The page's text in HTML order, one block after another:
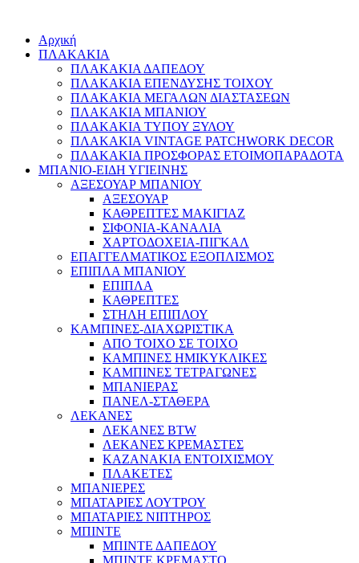
Αρχική
ΠΛΑΚΑΚΙΑ
ΠΛΑΚΑΚΙΑ ΔΑΠΕΔΟΥ
ΠΛΑΚΑΚΙΑ ΕΠΕΝΔΥΣΗΣ ΤΟΙΧΟΥ
ΠΛΑΚΑΚΙΑ ΜΕΓΑΛΩΝ ΔΙΑΣΤΑΣΕΩΝ
ΠΛΑΚΑΚΙΑ ΜΠΑΝΙΟΥ
ΠΛΑΚΑΚΙΑ ΤΥΠΟΥ ΞΥΛΟΥ
ΠΛΑΚΑΚΙΑ VINTAGE PATCHWORK DECOR
ΠΛΑΚΑΚΙΑ ΠΡΟΣΦΟΡΑΣ ΕΤΟΙΜΟΠΑΡΑΔΟΤΑ
ΜΠΑΝΙΟ-ΕΙΔΗ ΥΓΙΕΙΝΗΣ
ΑΞΕΣΟΥΑΡ ΜΠΑΝΙΟΥ
ΑΞΕΣΟΥΑΡ
ΚΑΘΡΕΠΤΕΣ ΜΑΚΙΓΙΑΖ
ΣΙΦΟΝΙΑ-ΚΑΝΑΛΙΑ
ΧΑΡΤΟΔΟΧΕΙΑ-ΠΙΓΚΑΛ
ΕΠΑΓΓΕΛΜΑΤΙΚΟΣ ΕΞΟΠΛΙΣΜΟΣ
ΕΠΙΠΛΑ ΜΠΑΝΙΟΥ
ΕΠΙΠΛΑ
ΚΑΘΡΕΠΤΕΣ
ΣΤΗΛΗ ΕΠΙΠΛΟΥ
ΚΑΜΠΙΝΕΣ-ΔΙΑΧΩΡΙΣΤΙΚΑ
ΑΠΟ ΤΟΙΧΟ ΣΕ ΤΟΙΧΟ
ΚΑΜΠΙΝΕΣ ΗΜΙΚΥΚΛΙΚΕΣ
ΚΑΜΠΙΝΕΣ ΤΕΤΡΑΓΩΝΕΣ
ΜΠΑΝΙΕΡΑΣ
ΠΑΝΕΛ-ΣΤΑΘΕΡΑ
ΛΕΚΑΝΕΣ
ΛΕΚΑΝΕΣ BTW
ΛΕΚΑΝΕΣ ΚΡΕΜΑΣΤΕΣ
ΚΑΖΑΝΑΚΙΑ ΕΝΤΟΙΧΙΣΜΟΥ
ΠΛΑΚΕΤΕΣ
ΜΠΑΝΙΕΡΕΣ
ΜΠΑΤΑΡΙΕΣ ΛΟΥΤΡΟΥ
ΜΠΑΤΑΡΙΕΣ ΝΙΠΤΗΡΟΣ
ΜΠΙΝΤΕ
ΜΠΙΝΤΕ ΔΑΠΕΔΟΥ
ΜΠΙΝΤΕ ΚΡΕΜΑΣΤΟ